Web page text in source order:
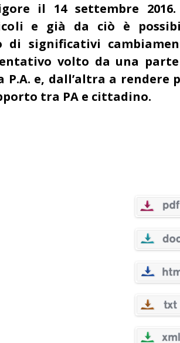
il 14 settembre
e già da ciò è
di significativi
volto da una
e, dall’altra a rendere
tra PA e cittadino.